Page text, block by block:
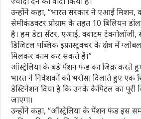
उन्होंने कहा, “भारत सरकार ने एआई मिशन,
सेमीकंडक्टर प्रोग्राम के तहत 10 बिलियन
है। हम डेटा सेंटर, एआई, क्वांटम
डिजिटल पब्लिक इंफ्रास्ट्रक्चर के क्षेत्र में
मिलकर काम कर सकते हैं।”
ऑस्ट्रेलिया के बड़े पेंशन फंड का जिक्र करते
भारत ने निवेशकों को भरोसा दिलाते हुए एक
डेस्टिनेशन दिया है कि उनके कैपिटल का पूरी
जाएगा।
उन्होंने कहा, “ऑस्ट्रेलिया के पेंशन फंड इस